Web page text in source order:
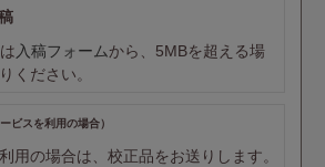
入稿フォームから、5MBを超える場
ください。
ビスを利用の場合）
用の場合は、校正品をお送りします。